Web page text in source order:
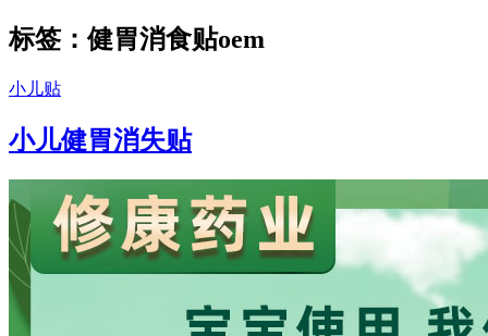
标签：健胃消食贴oem
小儿贴
小儿健胃消失贴